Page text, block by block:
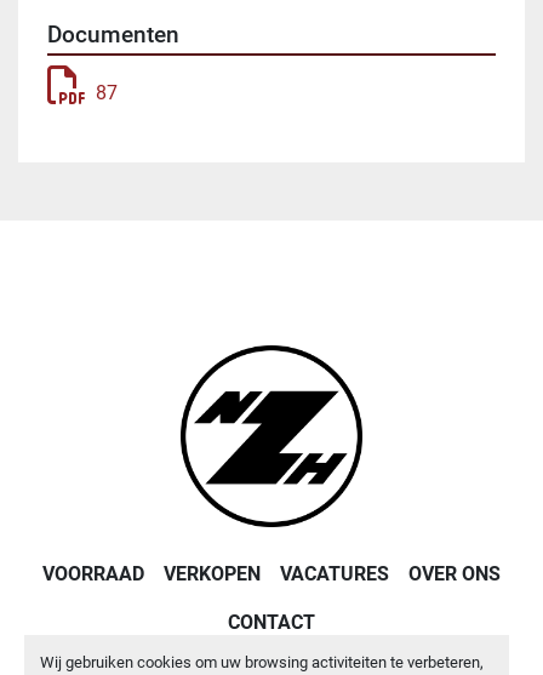
Wij gebruiken cookies om uw browsing activiteiten te verbeteren,
Documenten
87
VOORRAAD VERKOPEN VACATURES OVER ONS
CONTACT